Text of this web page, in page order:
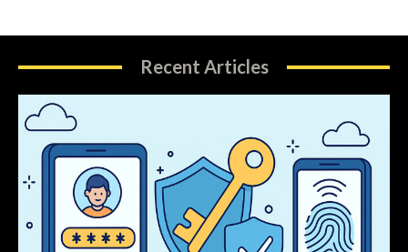
Recent Articles